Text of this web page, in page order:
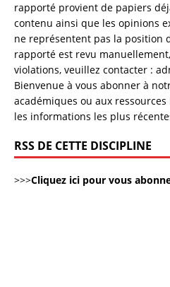
rapporté provient de papiers
contenu ainsi que les opinions
ne représentent pas la position
rapporté est revu
violations, veuillez contacter :
Bienvenue à vous abonner à
académiques ou aux
les informations les plus
RSS DE CETTE DISCIPLINE
>>>Cliquez ici pour vous